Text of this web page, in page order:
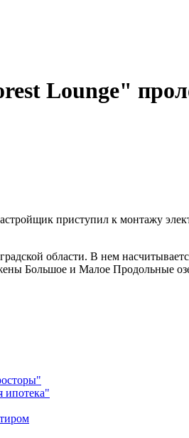
Lounge"
приступил к монтажу
области. В нем
Большое и Малое Продольные
ипотека"